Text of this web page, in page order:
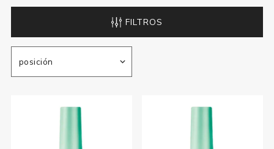
FILTROS